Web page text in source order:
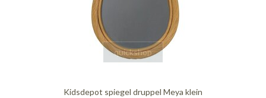
quickshop
Kidsdepot spiegel druppel Meya klein